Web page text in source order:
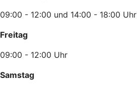
09:00 - 12:00 und 14:00 - 18:00 Uhr
Freitag
09:00 - 12:00 Uhr
Samstag